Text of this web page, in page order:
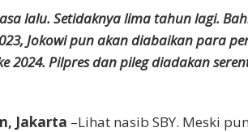
lalu. Setidaknya lima tahun lagi.
Jokowi pun akan diabaikan para
2024. Pilpres dan pileg diadakan
Jakarta –Lihat nasib SBY. Meski